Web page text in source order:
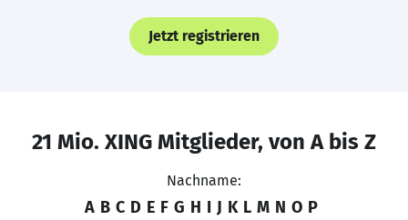
Jetzt registrieren
21 Mio. XING Mitglieder, von A bis Z
Nachname:
A B C D E F G H I J K L M N O P